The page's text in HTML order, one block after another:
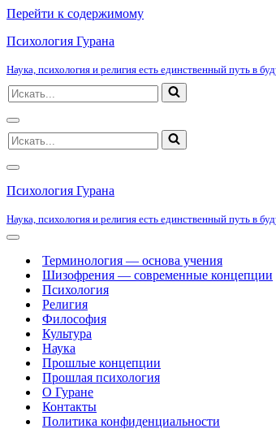
Перейти к содержимому
Психология Гурана
Наука, психология и религия есть единственный путь в
Искать...
Меню
навигации
Искать...
Меню
навигации
Психология Гурана
Наука, психология и религия есть единственный путь в
Меню
навигацииТерминология — основа учения
Шизофрения — современные концепции
Психология
Религия
Философия
Культура
Наука
Прошлые концепции
Прошлая психология
О Гуране
Контакты
Политика конфиденциальности